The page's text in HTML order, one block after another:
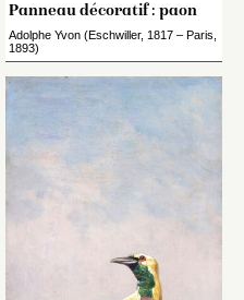
Panneau décoratif : paon
Adolphe Yvon (Eschwiller, 1817 – Paris,
1893)